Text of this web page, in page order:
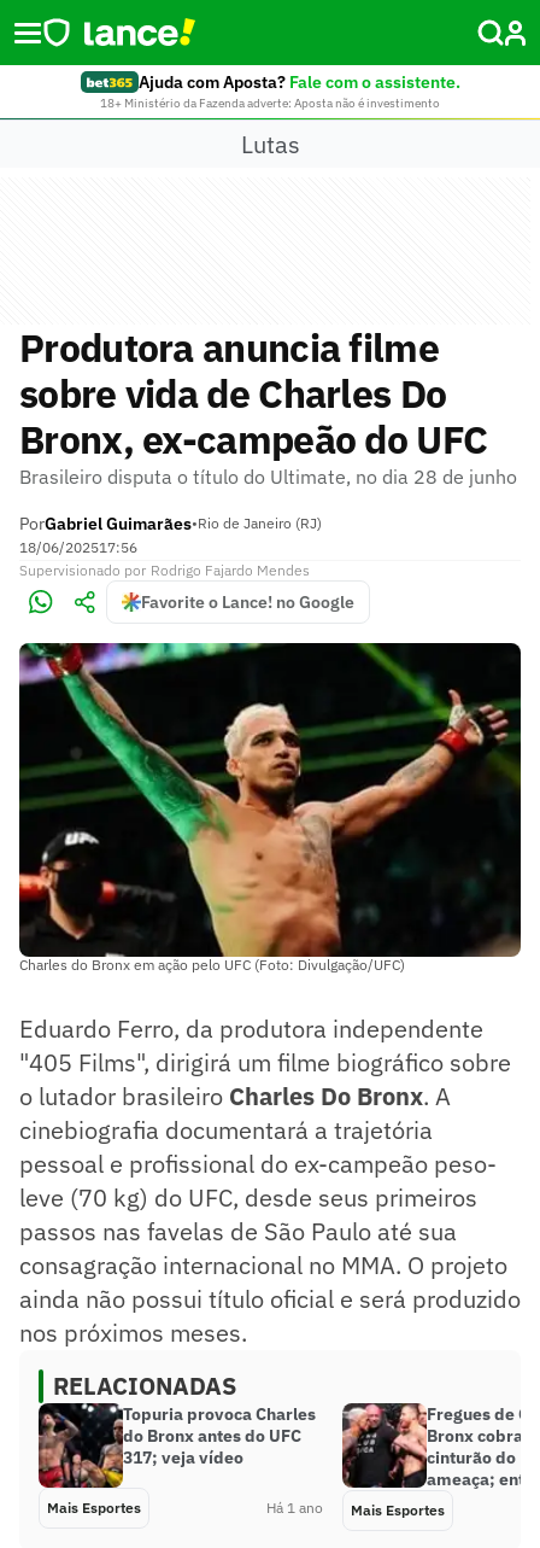
Ajuda com Aposta? Fale com o assistente.
18+ Ministério da Fazenda adverte: Aposta não é investimento
Lutas
Produtora anuncia filme
sobre vida de Charles Do
Bronx, ex-campeão do UFC
Brasileiro disputa o título do Ultimate, no dia 28 de junho
PorGabriel Guimarães•Rio de Janeiro (RJ)
18/06/202517:56
Supervisionado por Rodrigo Fajardo Mendes
Favorite o Lance! no Google
Charles do Bronx em ação pelo UFC (Foto: Divulgação/UFC)
Eduardo Ferro, da produtora independente
"405 Films", dirigirá um filme biográfico sobre
o lutador brasileiro Charles Do Bronx. A
cinebiografia documentará a trajetória
pessoal e profissional do ex-campeão peso-
leve (70 kg) do UFC, desde seus primeiros
passos nas favelas de São Paulo até sua
consagração internacional no MMA. O projeto
ainda não possui título oficial e será produzido
nos próximos meses.
RELACIONADAS
Topuria provoca Charles
do Bronx antes do UFC
317; veja vídeo
Mais Esportes Há 1 ano
Fregues de
Bronx cobra
cinturão do
ameaça;
Mais Esportes